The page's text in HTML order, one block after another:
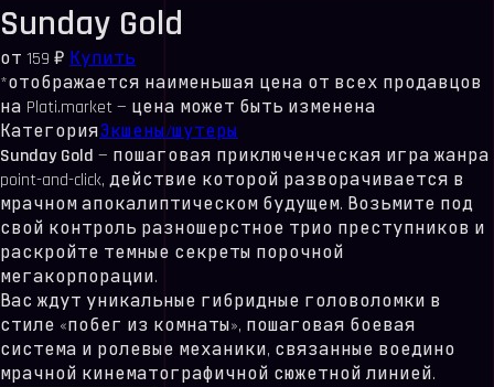
Sunday Gold
от 159 ₽ Купить
*отображается наименьшая цена от всех продавцов
на Plati.market — цена может быть изменена
КатегорияЭкшены/шутеры
Sunday Gold — пошаговая приключенческая игра жанра
point-and-click, действие которой разворачивается в
мрачном апокалиптическом будущем. Возьмите под
свой контроль разношерстное трио преступников и
раскройте темные секреты порочной
мегакорпорации.
Вас ждут уникальные гибридные головоломки в
стиле «побег из комнаты», пошаговая боевая
система и ролевые механики, связанные воедино
мрачной кинематографичной сюжетной линией.